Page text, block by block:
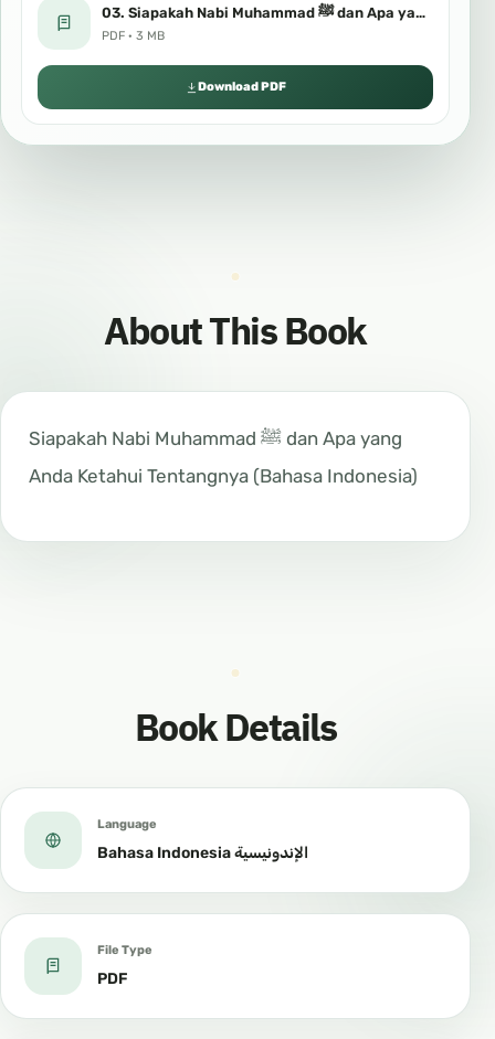
03. Siapakah Nabi Muhammad ﷺ dan Apa yang Anda Ketahui Tentangnya (Bahasa Indonesia).pdf
PDF · 3 MB
Download PDF
About This Book
Siapakah Nabi Muhammad ﷺ dan Apa yang
Anda Ketahui Tentangnya (Bahasa Indonesia)
Book Details
Language
Bahasa Indonesia الإندونيسية
File Type
PDF